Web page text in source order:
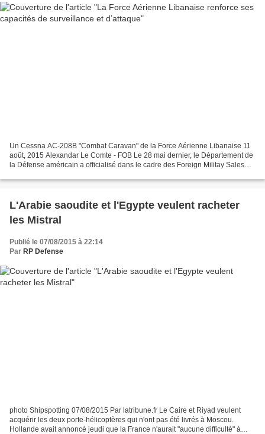
Un Cessna AC-208B "Combat Caravan" de la Force Aérienne Libanaise 11
août, 2015 Alexandar Le Comte - FOB Le 28 mai dernier, le Département de
la Défense américain a officialisé dans le cadre des Foreign Militay Sales
L'Arabie saoudite et l'Egypte veulent racheter
les Mistral
Publié le 07/08/2015 à 22:14
Par RP Defense
photo Shipspotting 07/08/2015 Par latribune.fr Le Caire et Riyad veulent
acquérir les deux porte-hélicoptères qui n'ont pas été livrés à Moscou.
Hollande avait annoncé jeudi que la France n'aurait "aucune difficulté" à